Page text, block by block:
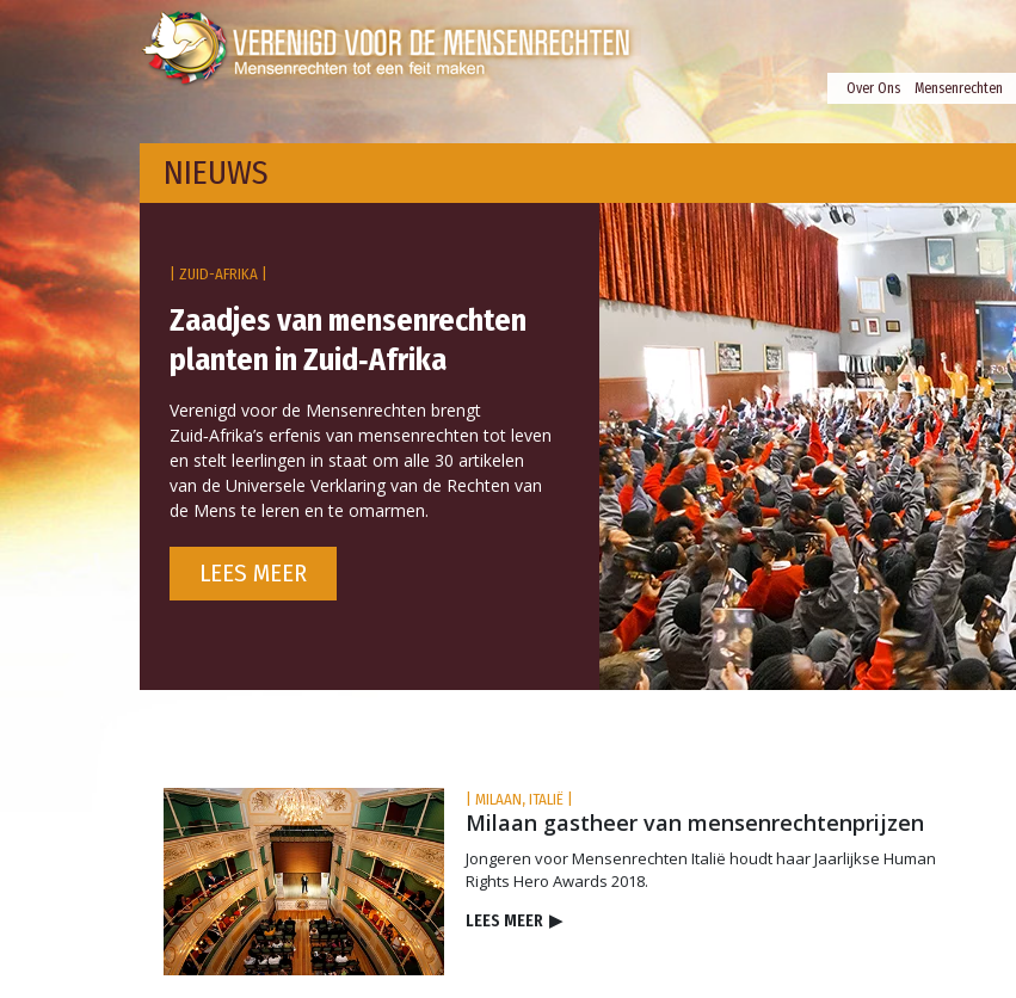
Over Ons Mensenrechten
NIEUWS
| ZUID-AFRIKA |
Zaadjes van mensenrechten
planten in Zuid‑Afrika
Verenigd voor de Mensenrechten brengt
Zuid‑Afrika’s erfenis van mensenrechten tot leven
en stelt leerlingen in staat om alle 30 artikelen
van de Universele Verklaring van de Rechten van
de Mens te leren en te omarmen.
LEES MEER
| MILAAN, ITALIË |
Milaan gastheer van mensenrechtenprijzen
Jongeren voor Mensenrechten Italië houdt haar Jaarlijkse Human
Rights Hero Awards 2018.
LEES MEER ▶